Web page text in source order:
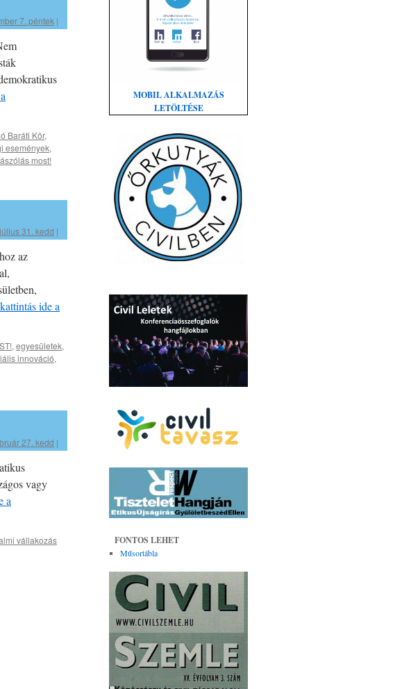
7. péntek |
Baráti Kör,
események,
most!
31. kedd |
az
ide a
, egyesületek,
innováció,
27. kedd |
vagy
a
vállakozás
MOBIL ALKALMAZÁS
LETÖLTÉSE
FONTOS LEHET
Műsortábla